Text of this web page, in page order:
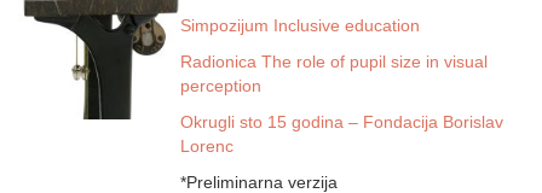
Simpozijum Inclusive education
Radionica The role of pupil size in visual
perception
Okrugli sto 15 godina – Fondacija Borislav
Lorenc
*Preliminarna verzija